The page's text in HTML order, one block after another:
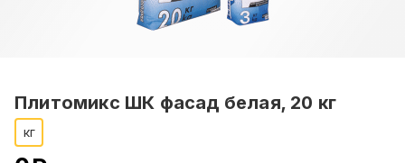
Плитомикс ШК фасад белая, 20 кг
кг